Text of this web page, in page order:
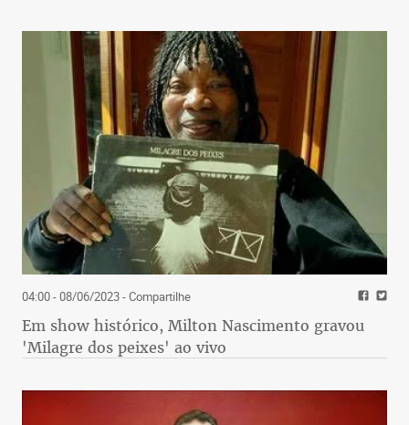
04:00 - 08/06/2023- Compartilhe
Em show histórico, Milton Nascimento gravou
'Milagre dos peixes' ao vivo